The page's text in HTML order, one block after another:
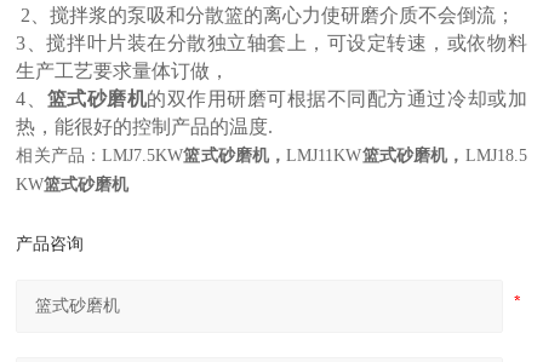
2 、搅拌浆的泵吸和分散篮的离心力使研磨介质不会倒流；
3 、搅拌叶片装在分散独立轴套上，可设定转速，或依物料
生产工艺要求量体订做，
4
篮式砂磨机的双作用研磨可根据不同配方通过冷却或加
热，能很好的控制产品的温度.
相关产品：LMJ7.5KW篮式砂磨机，LMJ11KW篮式砂磨机， LMJ18.5
KW篮式砂磨机
产品咨询